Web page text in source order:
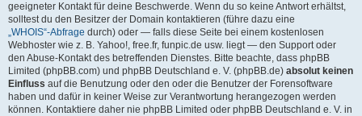
geeigneter Kontakt für deine Beschwerde. Wenn du so keine Antwort erhältst,
solltest du den Besitzer der Domain kontaktieren (führe dazu eine
„WHOIS“-Abfrage durch) oder — falls diese Seite bei einem kostenlosen
Webhoster wie z. B. Yahoo!, free.fr, funpic.de usw. liegt — den Support oder
den Abuse-Kontakt des betreffenden Dienstes. Bitte beachte, dass phpBB
Limited (phpBB.com) und phpBB Deutschland e. V. (phpBB.de) absolut keinen
Einfluss auf die Benutzung oder den oder die Benutzer der Forensoftware
haben und dafür in keiner Weise zur Verantwortung herangezogen werden
können. Kontaktiere daher nie phpBB Limited oder phpBB Deutschland e. V. in